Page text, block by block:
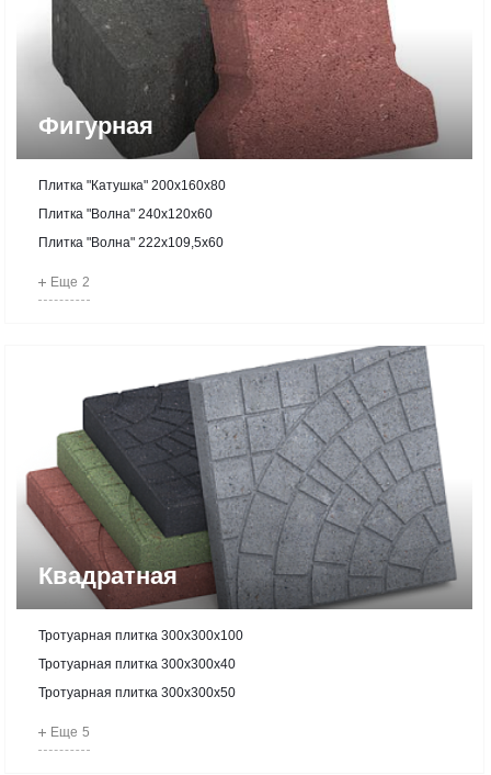
Фигурная
Плитка "Катушка" 200х160х80
Плитка "Волна" 240х120х60
Плитка "Волна" 222х109,5х60
Еще 2
Квадратная
Тротуарная плитка 300х300х100
Тротуарная плитка 300х300х40
Тротуарная плитка 300х300х50
Еще 5